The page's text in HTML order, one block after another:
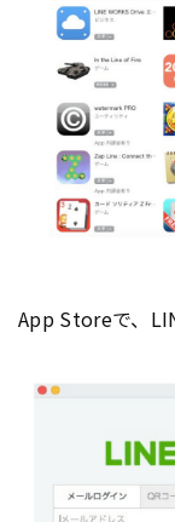
App Storeで、